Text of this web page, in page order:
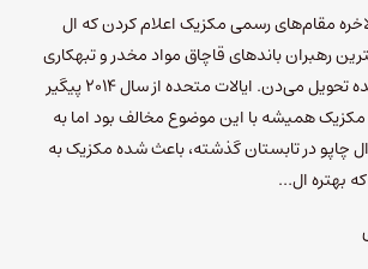
مقام‌های رسمی مکزیک اعلام کردن که ال
رهبران باندهای قاچاق مواد مخدر و تبهکاری
رو به ایالات متحده تحویل می‌دن. ایالات متحده از سال ۲۰۱۴ پیگیر
مکزیک همیشه با این موضوع مخالف بود اما به
چاپو در تابستان گذشته، باعث شده مکزیک به
بهتره ال…